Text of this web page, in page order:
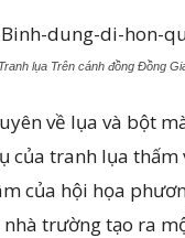
Tranh lụa Trên cánh đồng Đồng
về lụa và bột
của tranh lụa thấm
của hội họa
trường tạo ra